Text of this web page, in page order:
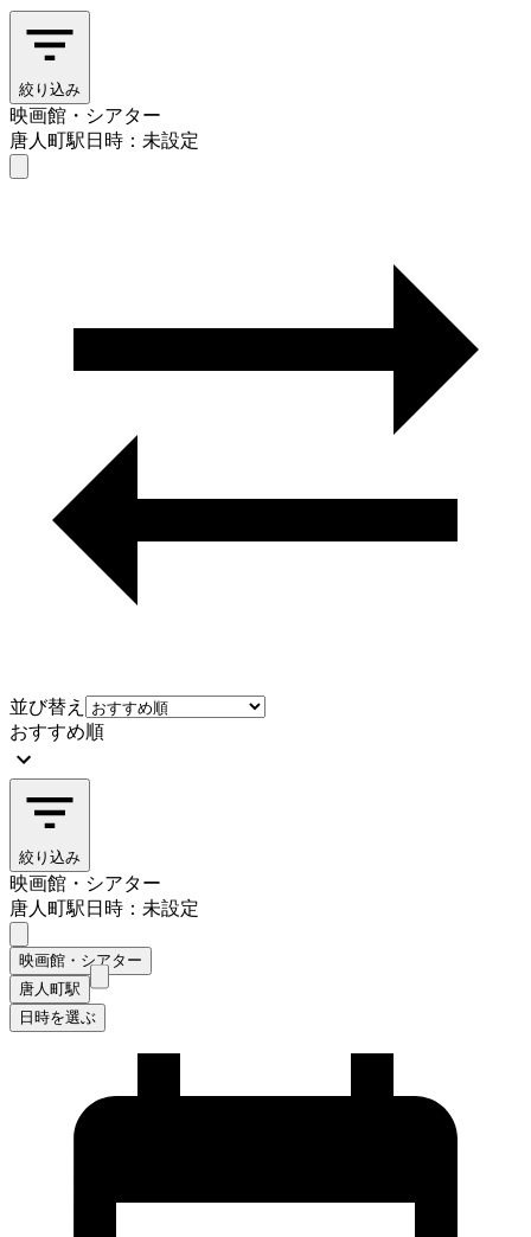
絞り込み
映画館・シアター
唐人町駅日時：未設定
並び替え
おすすめ順
絞り込み
映画館・シアター
唐人町駅日時：未設定
映画館・シアター
唐人町駅
日時を選ぶ